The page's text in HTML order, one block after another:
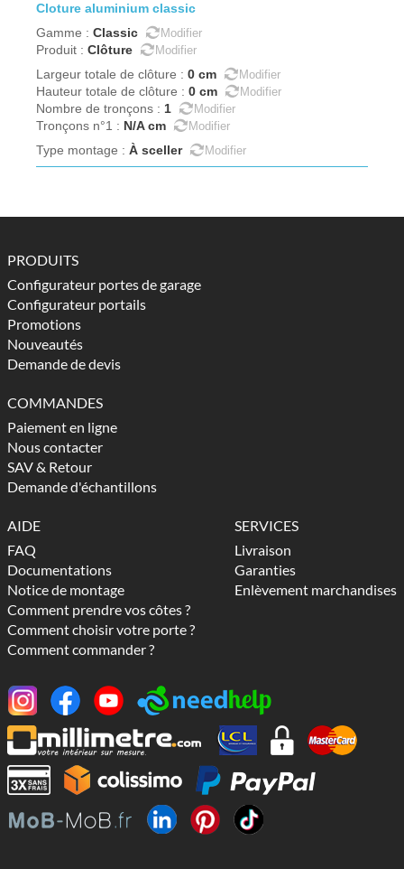
cloture aluminium classic
Gamme : Classic Modifier
Produit : Clôture Modifier
Largeur totale de clôture : 0 cm Modifier
Hauteur totale de clôture : 0 cm Modifier
Nombre de tronçons : 1 Modifier
Tronçons n°1 : N/A cm Modifier
Type montage : À sceller Modifier
PRODUITS
Configurateur portes de garage
Configurateur portails
Promotions
Nouveautés
Demande de devis
COMMANDES
Paiement en ligne
Nous contacter
SAV & Retour
Demande d'échantillons
AIDE
FAQ
Documentations
Notice de montage
Comment prendre vos côtes ?
Comment choisir votre porte ?
Comment commander ?
SERVICES
Livraison
Garanties
Enlèvement marchandises